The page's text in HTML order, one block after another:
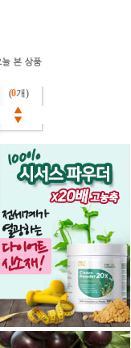
(0개)